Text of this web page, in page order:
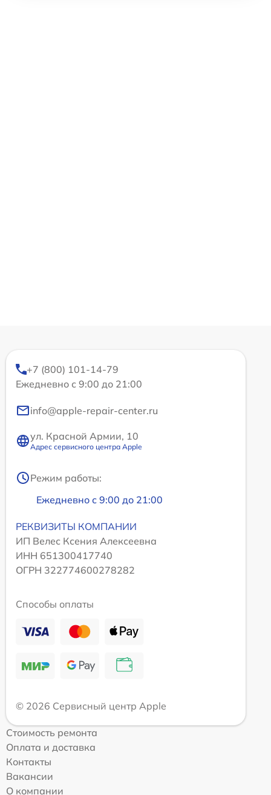
+7 (800) 101-14-79
Ежедневно с 9:00 до 21:00
info@apple-repair-center.ru
ул. Красной Армии, 10
Адрес сервисного центра Apple
Режим работы:
Ежедневно с 9:00 до 21:00
РЕКВИЗИТЫ КОМПАНИИ
ИП Велес Ксения Алексеевна
ИНН 651300417740
ОГРН 322774600278282
Способы оплаты
© 2026 Сервисный центр Apple
Стоимость ремонта
Оплата и доставка
Контакты
Вакансии
О компании